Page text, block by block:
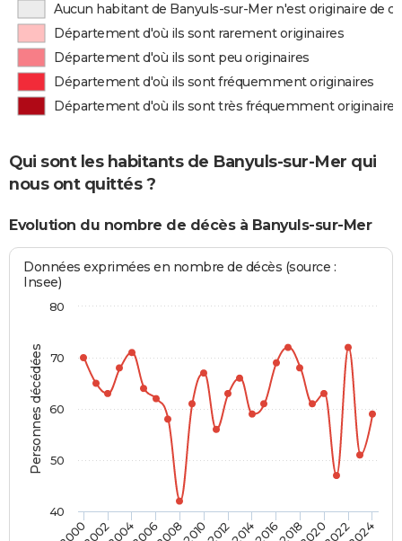
Aucun habitant de Banyuls-sur-Mer n'est originaire de
Département d'où ils sont rarement originaires
Département d'où ils sont peu originaires
Département d'où ils sont fréquemment originaires
Département d'où ils sont très fréquemment originaires
Qui sont les habitants de Banyuls-sur-Mer qui
nous ont quittés ?
Evolution du nombre de décès à Banyuls-sur-Mer
Personnes décédées
Données exprimées en nombre de décès (source :
Insee)
2000200220042006200820102012201420162018202020222024
40
50
60
70
80